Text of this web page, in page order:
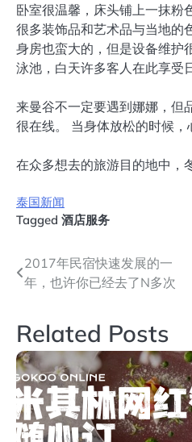
卧室很温馨，床头铺上一抹粉
很多装饰品和艺术品与当地的
身房也蛮大的，但是设备维护
泳池，白天许多客人在此享受
来曼谷不一定要遇到娜娜，但
很在线。 当身体放松的时候，
在众多想去的旅游目的地中，
泰国新闻
Tagged 酒店服务
文
章
导
航
2017年民宿快速发展的一
年，也许你已经去了N多次
Related Posts